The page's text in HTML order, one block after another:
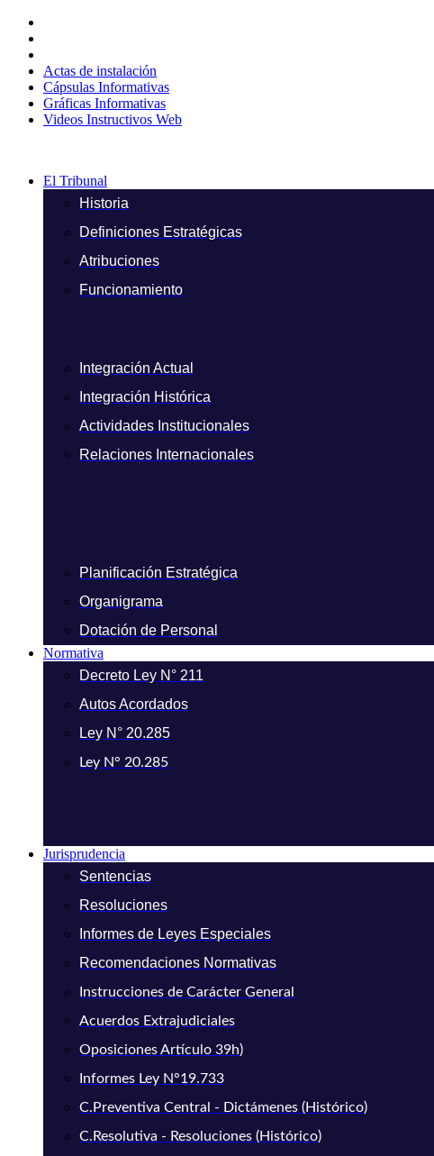
contenido
Actas de instalación
Cápsulas Informativas
Gráficas Informativas
Videos Instructivos Web
El Tribunal
Historia
Definiciones Estratégicas
Atribuciones
Funcionamiento
Integración Actual
Integración Histórica
Actividades Institucionales
Relaciones Internacionales
Planificación Estratégica
Organigrama
Dotación de Personal
Normativa
Decreto Ley N° 211
Autos Acordados
Ley N° 20.285
Ley N° 20.285
Jurisprudencia
Sentencias
Resoluciones
Informes de Leyes Especiales
Recomendaciones Normativas
Instrucciones de Carácter General
Acuerdos Extrajudiciales
Oposiciones Artículo 39h)
Informes Ley N°19.733
C.Preventiva Central - Dictámenes (Histórico)
C.Resolutiva - Resoluciones (Histórico)